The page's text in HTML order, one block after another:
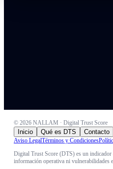
© 2026 NALLAM · Digital Trust Score
Inicio Qué es DTS Contacto
Aviso LegalTérminos y Condiciones
Digital Trust Score (DTS) es un
información operativa ni vulnerabilidades